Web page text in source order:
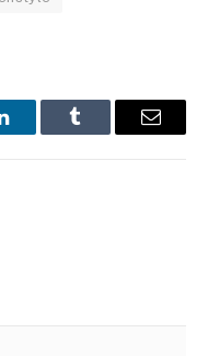
Tumblr Email